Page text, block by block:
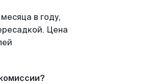
в году,
Цена